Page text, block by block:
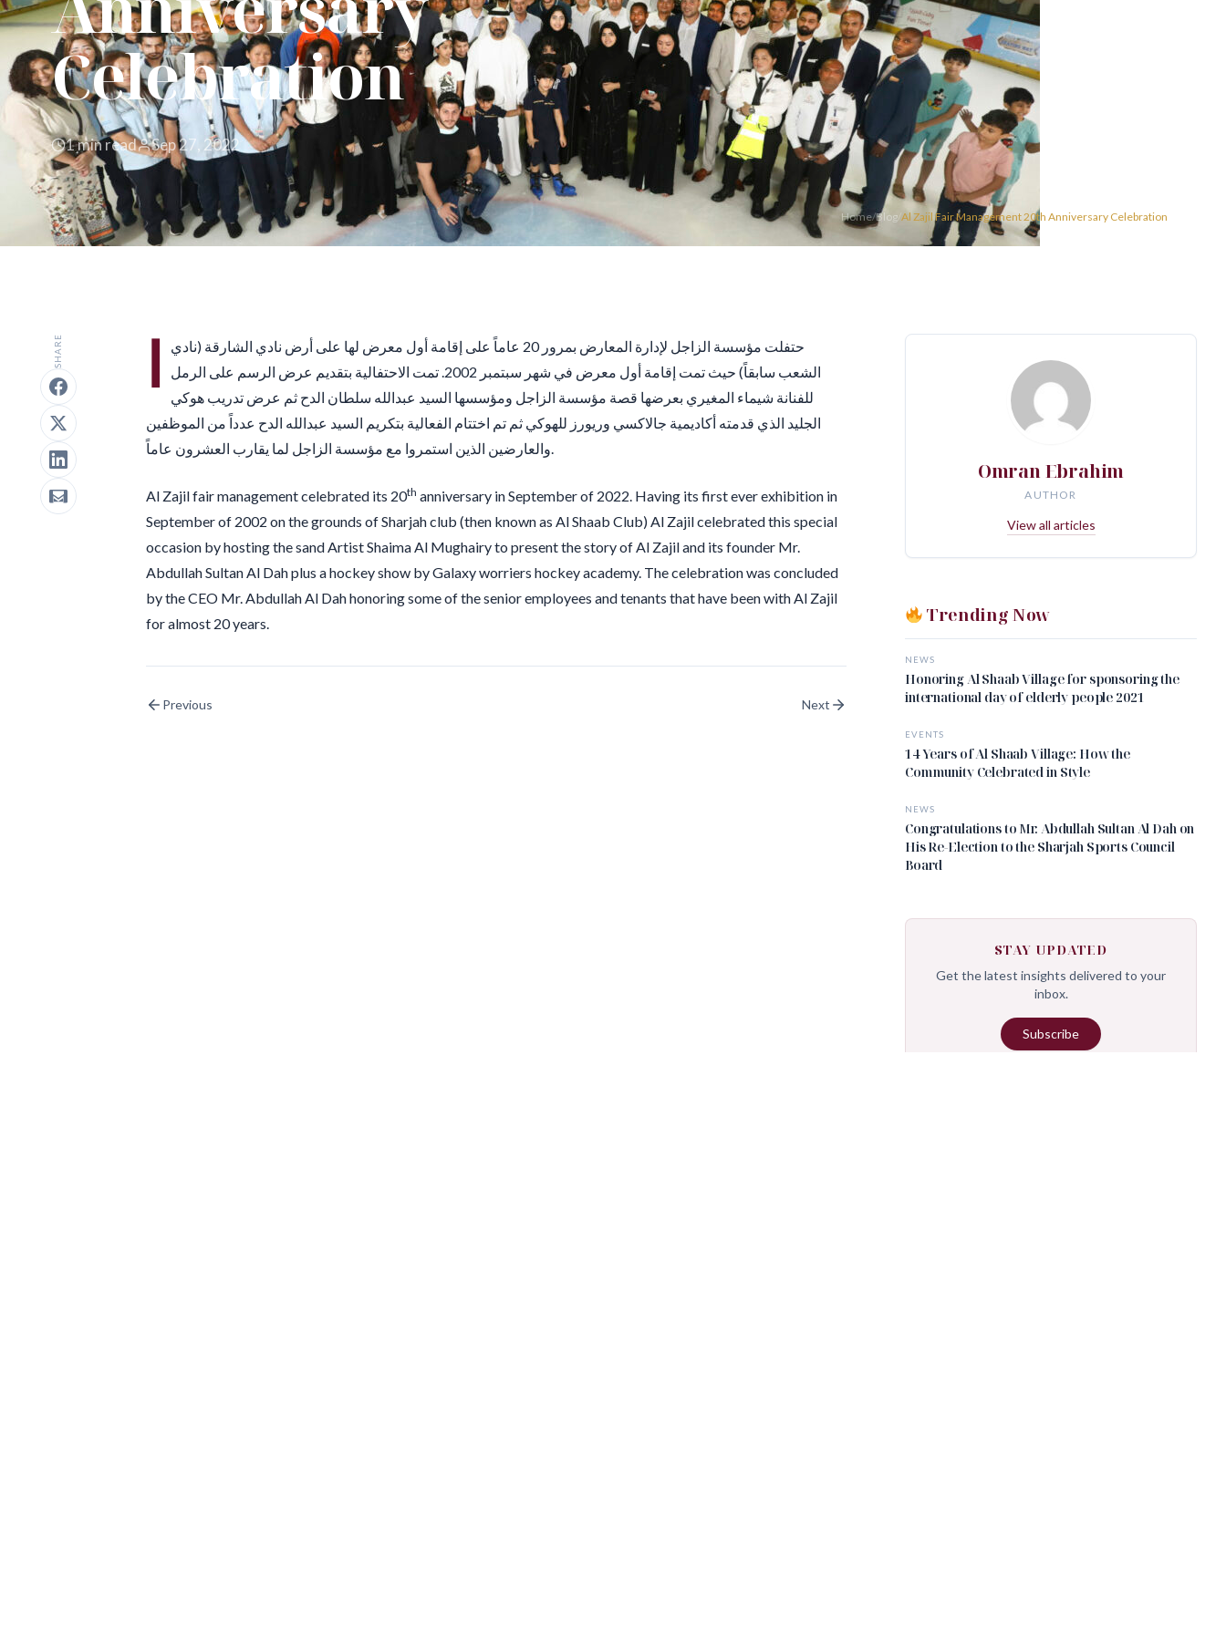
Celebration
1 min read Sep 27, 2022
Home/Blog /Al Zajil Fair Management 20th Anniversary Celebration
SHARE ا
حتفلت مؤسسة الزاجل لإدارة المعارض بمرور 20 عاماً على إقامة أول معرض لها على أرض نادي الشارقة (نادي
الشعب سابقاً) حيث تمت إقامة أول معرض في شهر سبتمبر 2002. تمت الاحتفالية بتقديم عرض الرسم على الرمل
للفنانة شيماء المغيري بعرضها قصة مؤسسة الزاجل ومؤسسها السيد عبدالله سلطان الدح ثم عرض تدريب هوكي
الجليد الذي قدمته أكاديمية جالاكسي وريورز للهوكي ثم تم اختتام الفعالية بتكريم السيد عبدالله الدح عدداً من الموظفين
والعارضين الذين استمروا مع مؤسسة الزاجل لما يقارب العشرون عاماً.
Al Zajil fair management celebrated its 20th anniversary in September of 2022. Having its first ever exhibition in
September of 2002 on the grounds of Sharjah club (then known as Al Shaab Club) Al Zajil celebrated this special
occasion by hosting the sand Artist Shaima Al Mughairy to present the story of Al Zajil and its founder Mr.
Abdullah Sultan Al Dah plus a hockey show by Galaxy worriers hockey academy. The celebration was concluded
by the CEO Mr. Abdullah Al Dah honoring some of the senior employees and tenants that have been with Al Zajil
for almost 20 years.
Previous Next
Omran Ebrahim
AUTHOR
View all articles
Trending Now
NEWS
Honoring Al Shaab Village for sponsoring the
international day of elderly people 2021
EVENTS
14 Years of Al Shaab Village: How the
Community Celebrated in Style
NEWS
Congratulations to Mr. Abdullah Sultan Al Dah on
His Re-Election to the Sharjah Sports Council
Board
STAY UPDATED
Get the latest insights delivered to your
inbox.
Subscribe